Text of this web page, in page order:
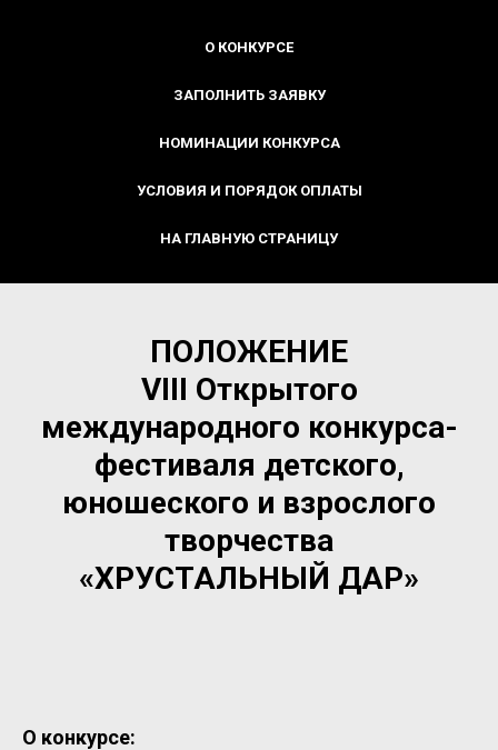
О КОНКУРСЕ
ЗАПОЛНИТЬ ЗАЯВКУ
НОМИНАЦИИ КОНКУРСА
УСЛОВИЯ И ПОРЯДОК ОПЛАТЫ
НА ГЛАВНУЮ СТРАНИЦУ
ПОЛОЖЕНИЕ
VIII Открытого
международного конкурса-
фестиваля детского,
юношеского и взрослого
творчества
«ХРУСТАЛЬНЫЙ ДАР»
О конкурсе: